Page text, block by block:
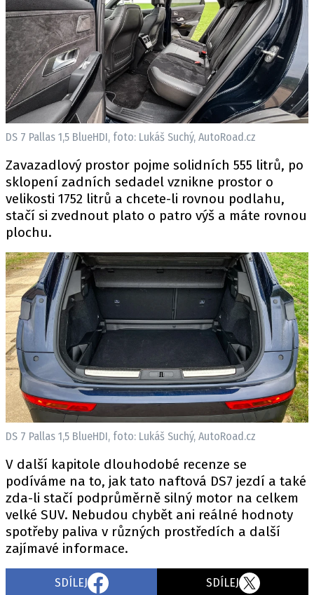
DS 7 Pallas 1,5 BlueHDI, foto: Lukáš Suchý, AutoRoad.cz
Zavazadlový prostor pojme solidních 555 litrů, po
sklopení zadních sedadel vznikne prostor o
velikosti 1752 litrů a chcete-li rovnou podlahu,
stačí si zvednout plato o patro výš a máte rovnou
plochu.
DS 7 Pallas 1,5 BlueHDI, foto: Lukáš Suchý, AutoRoad.cz
V další kapitole dlouhodobé recenze se
podíváme na to, jak tato naftová DS7 jezdí a také
zda-li stačí podprůměrně silný motor na celkem
velké SUV. Nebudou chybět ani reálné hodnoty
spotřeby paliva v různých prostředích a další
zajímavé informace.
SDÍLEJ SDÍLEJ